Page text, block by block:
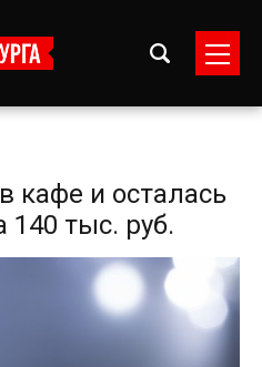
кафе и осталась
140 тыс. руб.